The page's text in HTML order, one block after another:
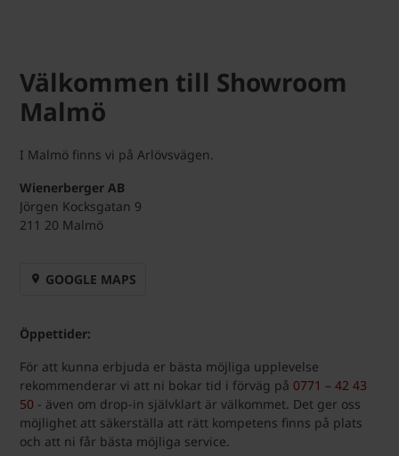
Välkommen till Showroom
Malmö
I Malmö finns vi på Arlövsvägen.
Wienerberger AB
Jörgen Kocksgatan 9
211 20 Malmö
GOOGLE MAPS
Öppettider:
För att kunna erbjuda er bästa möjliga upplevelse
rekommenderar vi att ni bokar tid i förväg på 0771 – 42 43
50 - även om drop-in självklart är välkommet. Det ger oss
möjlighet att säkerställa att rätt kompetens finns på plats
och att ni får bästa möjliga service.